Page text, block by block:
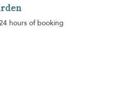
hours of booking